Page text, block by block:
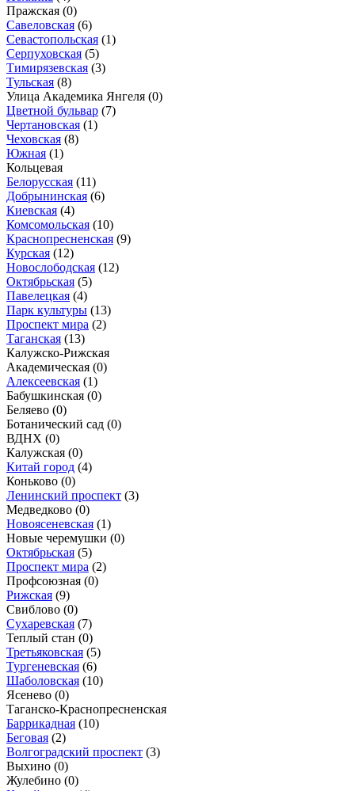
Пражская (0)
Савеловская (6)
Севастопольская (1)
Серпуховская (5)
Тимирязевская (3)
Тульская (8)
Улица Академика Янгеля (0)
Цветной бульвар (7)
Чертановская (1)
Чеховская (8)
Южная (1)
Кольцевая
Белорусская (11)
Добрынинская (6)
Киевская (4)
Комсомольская (10)
Краснопресненская (9)
Курская (12)
Новослободская (12)
Октябрьская (5)
Павелецкая (4)
Парк культуры (13)
Проспект мира (2)
Таганская (13)
Калужско-Рижская
Академическая (0)
Алексеевская (1)
Бабушкинская (0)
Беляево (0)
Ботанический сад (0)
ВДНХ (0)
Калужская (0)
Китай город (4)
Коньково (0)
Ленинский проспект (3)
Медведково (0)
Новоясеневская (1)
Новые черемушки (0)
Октябрьская (5)
Проспект мира (2)
Профсоюзная (0)
Рижская (9)
Свиблово (0)
Сухаревская (7)
Теплый стан (0)
Третьяковская (5)
Тургеневская (6)
Шаболовская (10)
Ясенево (0)
Таганско-Краснопресненская
Баррикадная (10)
Беговая (2)
Волгоградский проспект (3)
Выхино (0)
Жулебино (0)